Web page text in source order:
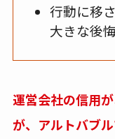
行動に移
大きな後
運営会社の信用
が、アルトバブ